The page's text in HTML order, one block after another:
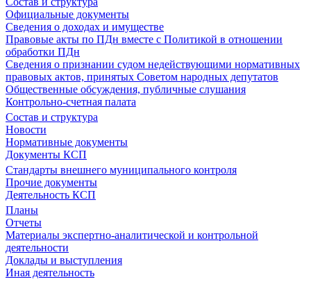
Официальные документы
Сведения о доходах и имуществе
Правовые акты по ПДн вместе с Политикой в отношении
обработки ПДн
Сведения о признании судом недействующими нормативных
правовых актов, принятых Советом народных депутатов
Общественные обсуждения, публичные слушания
Контрольно-счетная палата
Состав и структура
Новости
Нормативные документы
Документы КСП
Стандарты внешнего муниципального контроля
Прочие документы
Деятельность КСП
Планы
Отчеты
Материалы экспертно-аналитической и контрольной
деятельности
Доклады и выступления
Иная деятельность